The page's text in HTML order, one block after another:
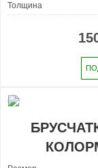
Толщина